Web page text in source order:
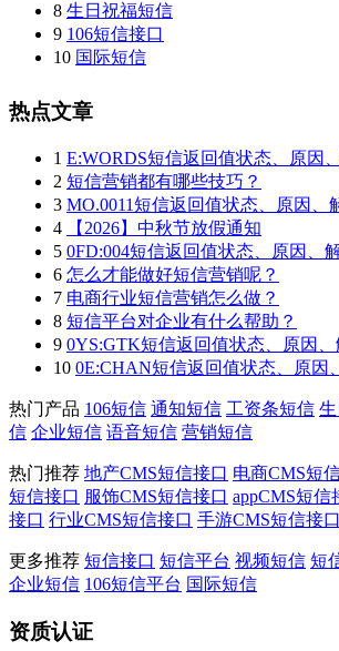
8 生日祝福短信
9 106短信接口
10 国际短信
热点文章
1 E:WORDS短信返回值状态、原因
2 短信营销都有哪些技巧？
3 MO.0011短信返回值状态、原因、
4
【2026】中秋节放假通知
5 0FD:004短信返回值状态、原因、
6 怎么才能做好短信营销呢？
7 电商行业短信营销怎么做？
8 短信平台对企业有什么帮助？
9 0YS:GTK短信返回值状态、原因
10 0E:CHAN短信返回值状态、原因
热门产品 106短信 通知短信 工资条短信
信 企业短信 语音短信 营销短信
热门推荐 地产CMS短信接口 电商CMS短
短信接口 服饰CMS短信接口 appCMS短信
接口 行业CMS短信接口 手游CMS短信接口
更多推荐 短信接口 短信平台 视频短信 短
企业短信 106短信平台 国际短信
资质认证